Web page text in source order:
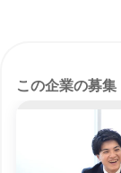
この企業の募集